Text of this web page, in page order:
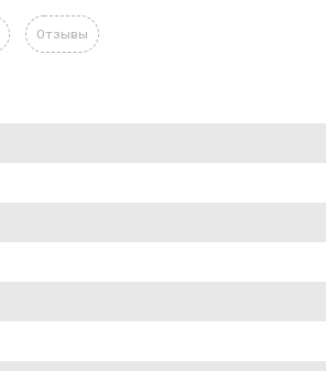
Отзывы